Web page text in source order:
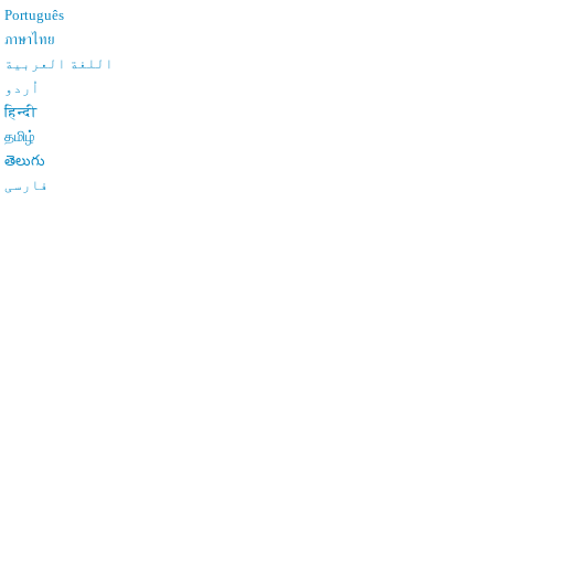
Português
ภาษาไทย
اللغة العربية
اُردو
हिन्दी
தமிழ்
తెలుగు
فارسی